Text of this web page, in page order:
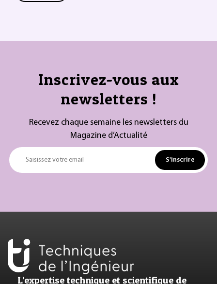
Inscrivez-vous aux
newsletters !
Recevez chaque semaine les newsletters du
Magazine d’Actualité
Saisissez votre email S'inscrire
L’expertise technique et scientifique de